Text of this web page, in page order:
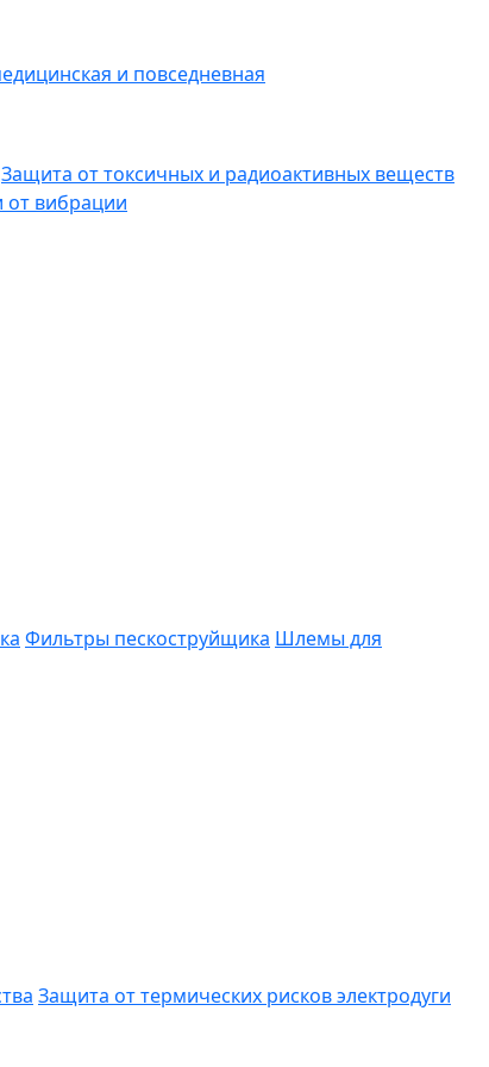
и повседневная
Защита от токсичных и радиоактивных веществ
от вибрации
Фильтры пескоструйщика Шлемы для
Защита от термических рисков электродуги